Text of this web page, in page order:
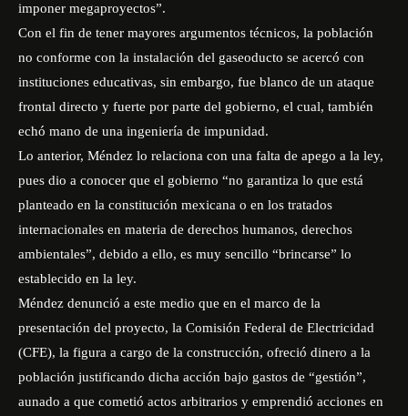
imponer megaproyectos”.
Con el fin de tener mayores argumentos técnicos, la población
no conforme con la instalación del gaseoducto se acercó con
instituciones educativas, sin embargo, fue blanco de un ataque
frontal directo y fuerte por parte del gobierno, el cual, también
echó mano de una ingeniería de impunidad.
Lo anterior, Méndez lo relaciona con una falta de apego a la ley,
pues dio a conocer que el gobierno “no garantiza lo que está
planteado en la constitución mexicana o en los tratados
internacionales en materia de derechos humanos, derechos
ambientales”, debido a ello, es muy sencillo “brincarse” lo
establecido en la ley.
Méndez denunció a este medio que en el marco de la
presentación del proyecto, la Comisión Federal de Electricidad
(CFE), la figura a cargo de la construcción, ofreció dinero a la
población justificando dicha acción bajo gastos de “gestión”,
aunado a que cometió actos arbitrarios y emprendió acciones en